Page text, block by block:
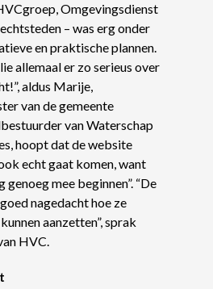
Omgevingsdienst
– was erg onder
en praktische plannen.
allemaal er zo serieus over
aldus Marije,
van de gemeente
van Waterschap
hoopt dat de website
echt gaat komen, want
genoeg mee beginnen”. “De
nagedacht hoe ze
aanzetten”, sprak
HVC.